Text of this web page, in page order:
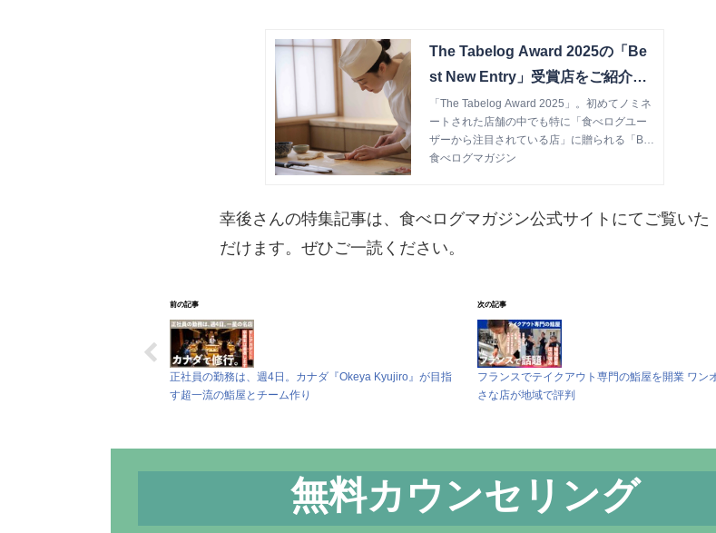
The Tabelog Award 2025の「Be
st New Entry」受賞店をご紹介！
寿司界のニュースターが誕生！ 女
性職人による、優しい寿司 | 食べ
ログマガジン
「The Tabelog Award 2025」。初めてノミネ
ートされた店舗の中でも特に「食べログユー
ザーから注目されている店」に贈られる「Be
st New Entry」を受賞したお店を紹介していく
受賞した注目の寿司店「鮨 めい乃」をご紹
食べログマガジン
幸後さんの特集記事は、食べログマガジン公式サイトにてご覧いた
だけます。ぜひご一読ください。
前の記事
正社員の勤務は、週4日。カナダ『Okeya Kyujiro』が目指
す超一流の鮨屋とチーム作り
次の記事
フランスでテイクアウト専門の鮨屋を開業 ワン
さな店が地域で評判
無料カウンセリング